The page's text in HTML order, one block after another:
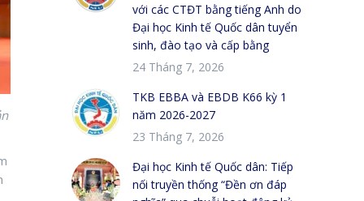
với các CTĐT bằng tiếng Anh do
Đại học Kinh tế Quốc dân tuyển
sinh, đào tạo và cấp bằng
24 Tháng 7, 2026
TKB EBBA và EBDB K66 kỳ 1
năm 2026-2027
23 Tháng 7, 2026
Đại học Kinh tế Quốc dân: Tiếp
nối truyền thống “Đền ơn đáp